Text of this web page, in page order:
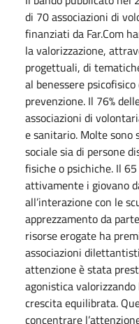
di 70 associazioni di
finanziati da Far.Com
la valorizzazione,
progettuali, di
al benessere
prevenzione. Il 76%
associazioni di
e sanitario. Molte
sociale sia di persone
fisiche o psichiche. Il
attivamente i giovano
all’interazione con le
apprezzamento da
risorse erogate ha
associazioni
attenzione è stata
agonistica
crescita equilibrata.
concentrare